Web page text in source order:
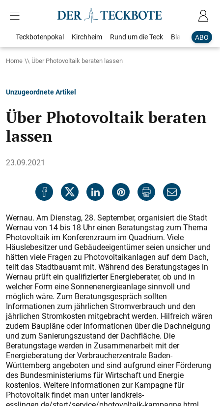
ABO
Teckbotenpokal Kirchheim Rund um die Teck Blaulicht
Home Über Photovoltaik beraten lassen
Unzugeordnete Artikel
Über Photovoltaik beraten
lassen
23.09.2021
Wernau. Am Dienstag, 28. September, organisiert die Stadt
Wernau von 14 bis 18 Uhr einen Beratungstag zum Thema
Photovoltaik im Konferenzraum im Quadrium. Viele
Häuslebesitzer und Gebäudeeigentümer seien unsicher und
hätten viele Fragen zu Photovoltaikanlagen auf dem Dach,
teilt das Stadtbauamt mit. Während des Beratungstages in
Wernau prüft ein qualifizierter Energieberater, ob und in
welcher Form eine Sonnenenergieanlage sinnvoll und
möglich wäre. Zum Beratungsgespräch sollten
Informationen zum jährlichen Stromverbrauch und den
jährlichen Stromkosten mitgebracht werden. Hilfreich wären
zudem Baupläne oder Informationen über die Dachneigung
und zum Sanierungszustand der Dachfläche. Die
Beratungstage werden in Zusammenarbeit mit der
Energieberatung der Verbraucherzentrale Baden-
Württemberg angeboten und sind aufgrund einer Förderung
des Bundesministeriums für Wirtschaft und Energie
kostenlos. Weitere Informationen zur Kampagne für
Photovoltaik findet man unter landkreis-